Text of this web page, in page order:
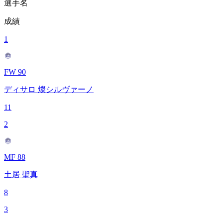
選手名
成績
1
FW 90
ディサロ 燦シルヴァーノ
11
2
MF 88
土居 聖真
8
3